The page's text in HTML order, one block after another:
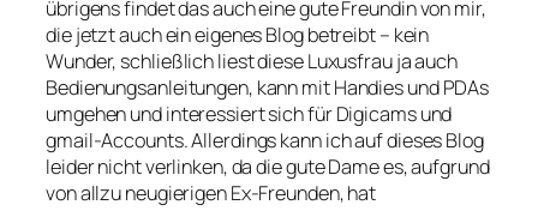
übrigens findet das auch eine gute Freundin von mir,
die jetzt auch ein eigenes Blog betreibt – kein
Wunder, schließlich liest diese Luxusfrau ja auch
Bedienungsanleitungen, kann mit Handies und PDAs
umgehen und interessiert sich für Digicams und
gmail-Accounts. Allerdings kann ich auf dieses Blog
leider nicht verlinken, da die gute Dame es, aufgrund
von allzu neugierigen Ex-Freunden, hat